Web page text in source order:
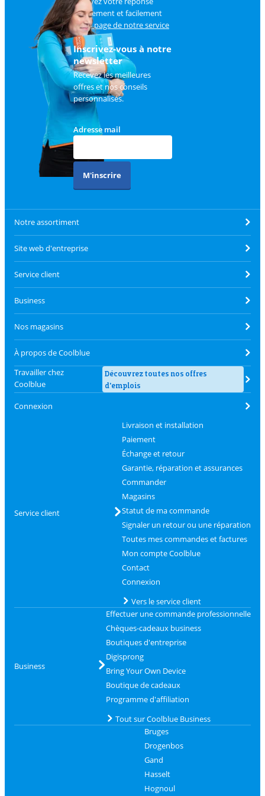
rapidement et facilement
surla page de notre service
client.
Inscrivez-vous à notre
newsletter
Recevez les meilleures
offres et nos conseils
personnalisés.
Adresse mail
M'inscrire
Notre assortiment
Site web d'entreprise
Service client
Business
Nos magasins
À propos de Coolblue
Travailler chez
Coolblue
Découvrez toutes nos offres
d'emplois
Connexion
Service client
Livraison et installation
Paiement
Échange et retour
Garantie, réparation et assurances
Commander
Magasins
Statut de ma commande
Signaler un retour ou une réparation
Toutes mes commandes et factures
Mon compte Coolblue
Contact
Connexion
Vers le service client
Business
Effectuer une commande professionnelle
Chèques-cadeaux business
Boutiques d'entreprise
Digisprong
Bring Your Own Device
Boutique de cadeaux
Programme d'affiliation
Tout sur Coolblue Business
Bruges
Drogenbos
Gand
Hasselt
Hognoul